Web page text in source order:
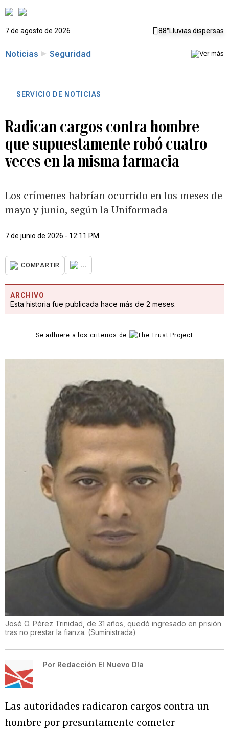
7 de agosto de 2026 88°Lluvias dispersas
Noticias Seguridad
SERVICIO DE NOTICIAS
Radican cargos contra hombre
que supuestamente robó cuatro
veces en la misma farmacia
Los crímenes habrían ocurrido en los meses de
mayo y junio, según la Uniformada
7 de junio de 2026 - 12:11 PM
COMPARTIR ...
ARCHIVO
Esta historia fue publicada hace más de 2 meses.
Se adhiere a los criterios de
José O. Pérez Trinidad, de 31 años, quedó ingresado en prisión
tras no prestar la fianza. (Suministrada)
Por Redacción El Nuevo Día
Las autoridades radicaron cargos contra un
hombre por presuntamente cometer